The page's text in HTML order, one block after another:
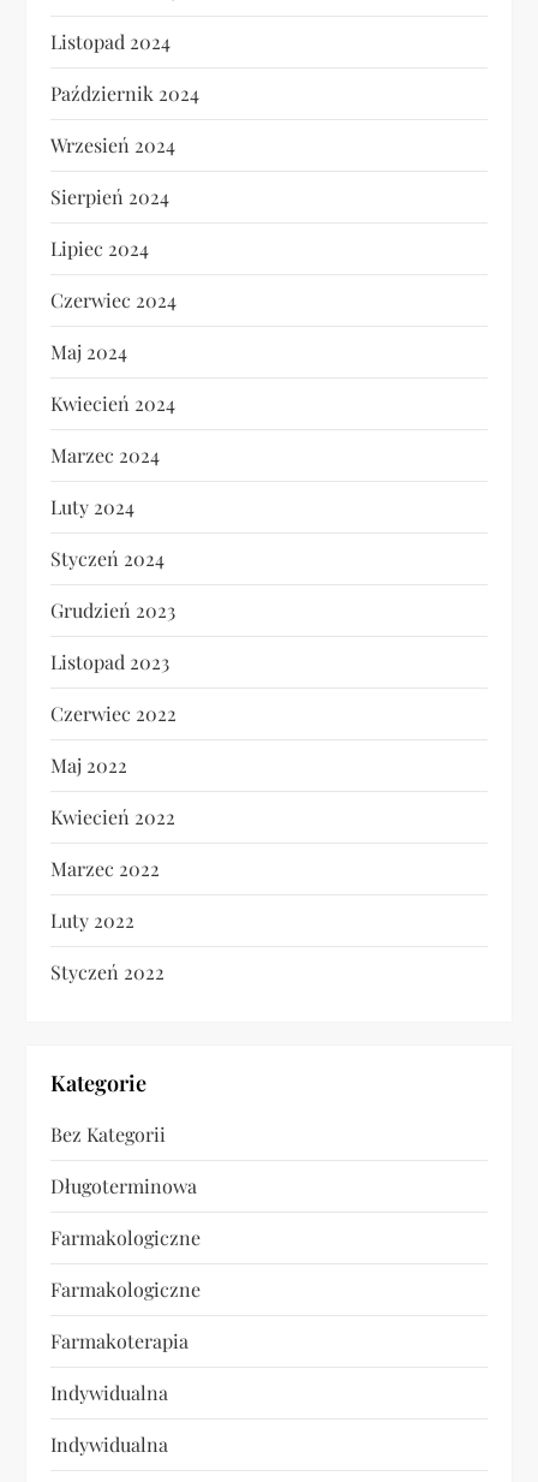
Listopad 2024
Październik 2024
Wrzesień 2024
Sierpień 2024
Lipiec 2024
Czerwiec 2024
Maj 2024
Kwiecień 2024
Marzec 2024
Luty 2024
Styczeń 2024
Grudzień 2023
Listopad 2023
Czerwiec 2022
Maj 2022
Kwiecień 2022
Marzec 2022
Luty 2022
Styczeń 2022
Kategorie
Bez Kategorii
Długoterminowa
Farmakologiczne
Farmakologiczne
Farmakoterapia
Indywidualna
Indywidualna